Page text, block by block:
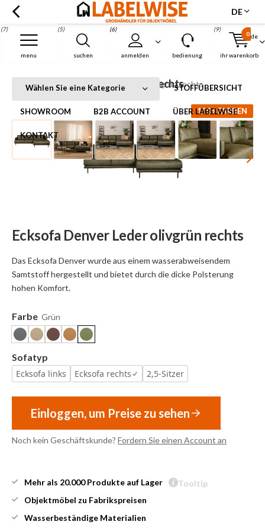
de
suchen
(5)
anmelden
(6)
menu
(7)
bedienung ihr warenkorb
0
(9)
Menu
DE
Wählen Sie eine Kategorie STOFFÜBERSICHT
SHOWROOM B2B ACCOUNT ÜBER LABELWISE
KONTAKT
Startseite Ecksofa Denver Leder olivgrün rechts
Ecksofa Denver Leder olivgrün rechts
100+ FARBEN
Ecksofa Denver Leder olivgrün rechts
Das Ecksofa Denver wurde aus einem wasserabweisendem
Samtstoff hergestellt und bietet durch die dicke Polsterung
hohen Komfort.
Farbe Grün
Sofatyp
Ecksofa links
Ecksofa rechts 2,5-Sitzer
Einloggen, um Preise zu sehen
Noch kein Geschäftskunde? Fordern Sie einen Account an
Mehr als 20.000 Produkte auf Lager
Tooltip
Objektmöbel zu Fabrikspreisen
Wasserbeständige Materialien